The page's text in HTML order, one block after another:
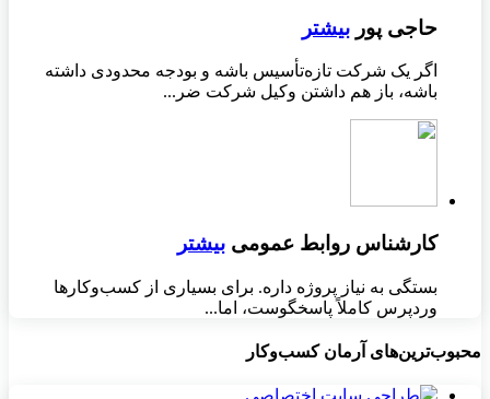
حاجی پور بیشتر
اگر یک شرکت تازه‌تأسیس باشه و بودجه محدودی داشته
باشه، باز هم داشتن وکیل شرکت ضر...
کارشناس روابط عمومی بیشتر
بستگی به نیاز پروژه داره. برای بسیاری از کسب‌وکارها
وردپرس کاملاً پاسخگوست، اما...
محبوب‌ترین‌های آرمان کسب‌وکار